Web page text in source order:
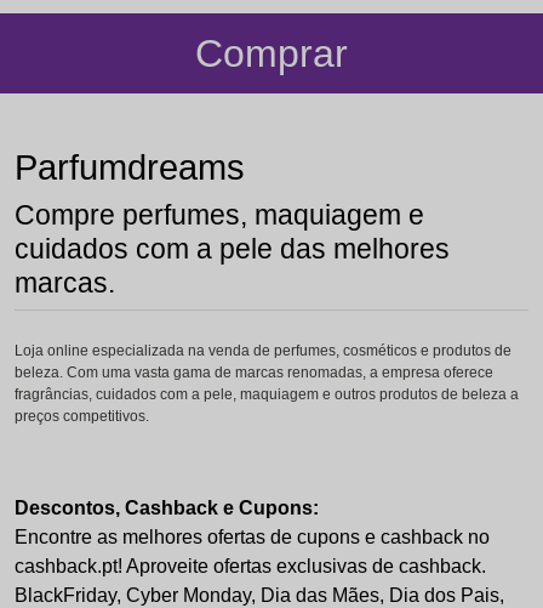
Comprar
Parfumdreams
Compre perfumes, maquiagem e
cuidados com a pele das melhores
marcas.
Loja online especializada na venda de perfumes, cosméticos e produtos de
beleza. Com uma vasta gama de marcas renomadas, a empresa oferece
fragrâncias, cuidados com a pele, maquiagem e outros produtos de beleza a
preços competitivos.
Descontos, Cashback e Cupons:
Encontre as melhores ofertas de cupons e cashback no
cashback.pt! Aproveite ofertas exclusivas de cashback.
BlackFriday, Cyber Monday, Dia das Mães, Dia dos Pais,